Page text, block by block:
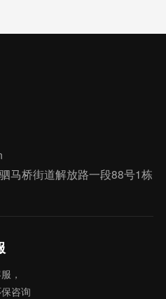
马桥街道解放路一段88号1栋
，
咨询